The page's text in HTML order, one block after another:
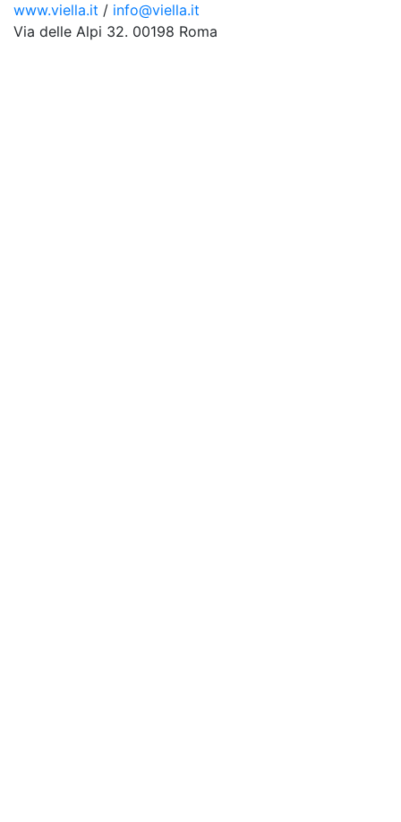
www.viella.it / info@viella.it
Via delle Alpi 32. 00198 Roma